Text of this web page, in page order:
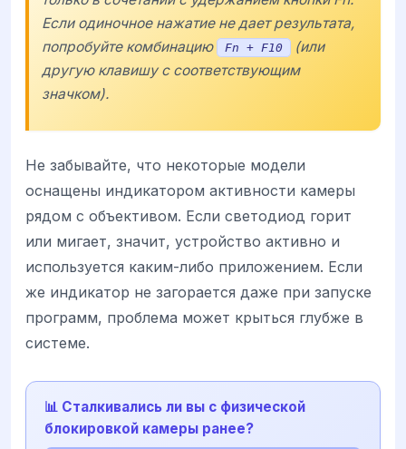
Если одиночное нажатие не дает результата,
попробуйте комбинацию
Fn + F10
(или
другую клавишу с соответствующим
значком).
Не забывайте, что некоторые модели
оснащены индикатором активности камеры
рядом с объективом. Если светодиод горит
или мигает, значит, устройство активно и
используется каким-либо приложением. Если
же индикатор не загорается даже при запуске
программ, проблема может крыться глубже в
системе.
📊 Сталкивались ли вы с физической
блокировкой камеры ранее?